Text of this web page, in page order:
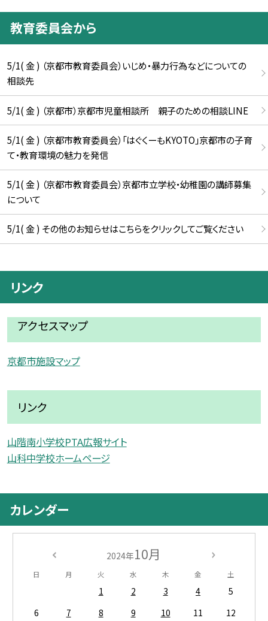
教育委員会から
5/1( 金 ) （京都市教育委員会）いじめ・暴力行為などについての
相談先
5/1( 金 ) （京都市）京都市児童相談所 親子のための相談LINE
5/1( 金 ) （京都市教育委員会）「はぐくーもKYOTO」京都市の子育
て・教育環境の魅力を発信
5/1( 金 ) （京都市教育委員会）京都市立学校・幼稚園の講師募集
について
5/1( 金 ) その他のお知らせはこちらをクリックしてご覧ください
リンク
アクセスマップ
京都市施設マップ
リンク
山階南小学校PTA広報サイト
山科中学校ホームページ
カレンダー
2024年10月
日 月 火 水 木 金 土
1 2 3 4
5
6
7 8 9 10 11
12